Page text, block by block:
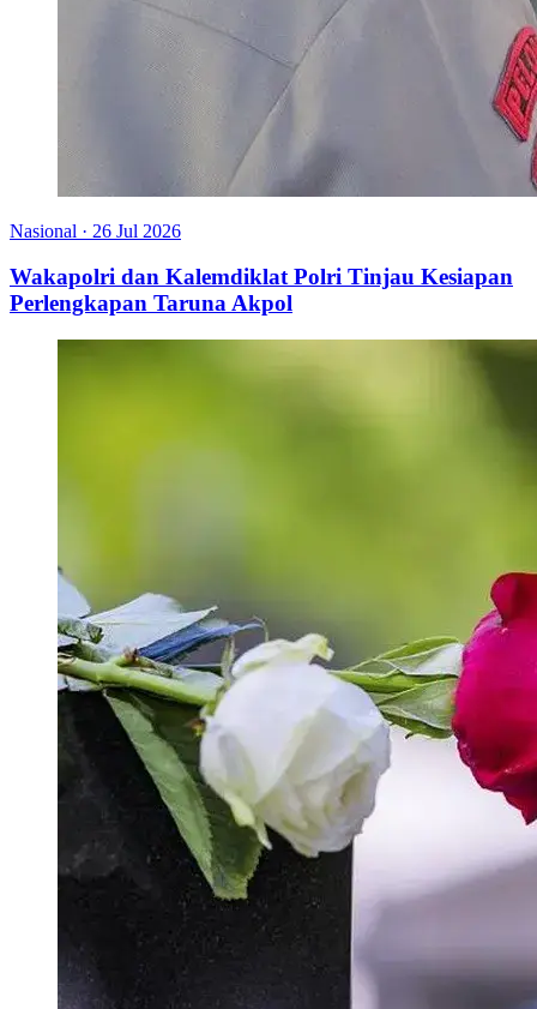
Nasional · 26 Jul 2026
Wakapolri dan Kalemdiklat Polri Tinjau Kesiapan
Perlengkapan Taruna Akpol